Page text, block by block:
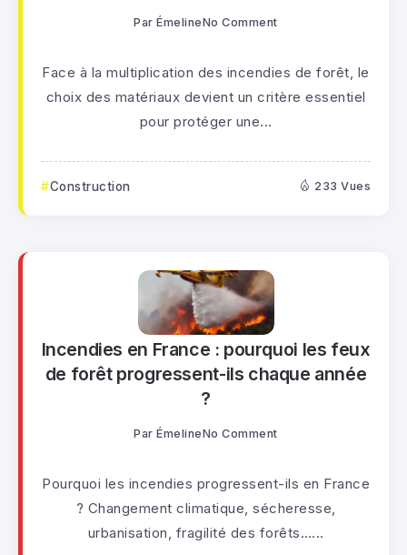
Par ÉmelineNo Comment
Face à la multiplication des incendies de forêt, le
choix des matériaux devient un critère essentiel
pour protéger une...
Construction 233 Vues
Incendies en France : pourquoi les feux
de forêt progressent-ils chaque année
?
Par ÉmelineNo Comment
Pourquoi les incendies progressent-ils en France
? Changement climatique, sécheresse,
urbanisation, fragilité des forêts…...